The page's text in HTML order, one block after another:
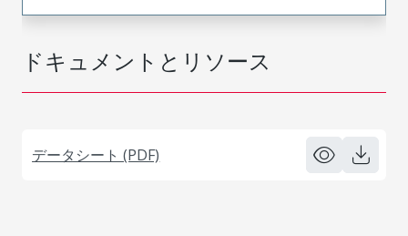
ドキュメントとリソース
データシート (PDF)